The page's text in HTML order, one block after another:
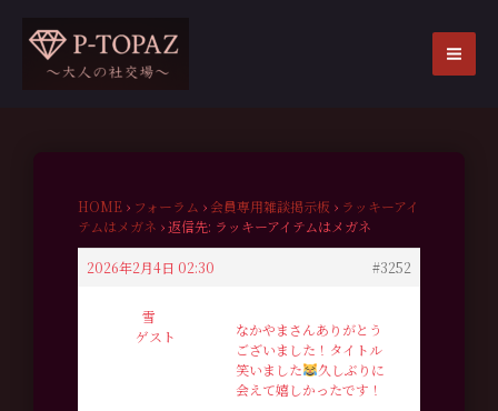
HOME › フォーラム › 会員専用雑談掲示板 › ラッキーアイ
テムはメガネ ›返信先: ラッキーアイテムはメガネ
2026年2月4日 02:30 #3252
雪
ゲスト
なかやまさんありがとう
ございました！タイトル
笑いました
久しぶりに
会えて嬉しかったです！